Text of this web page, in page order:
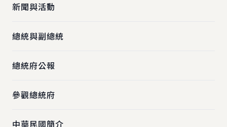
新聞與活動
總統與副總統
總統府公報
參觀總統府
中華民國簡介